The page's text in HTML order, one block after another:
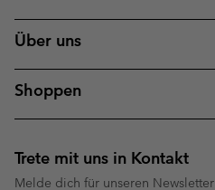
Über uns
Shoppen
Trete mit uns in Kontakt
Melde dich für unseren